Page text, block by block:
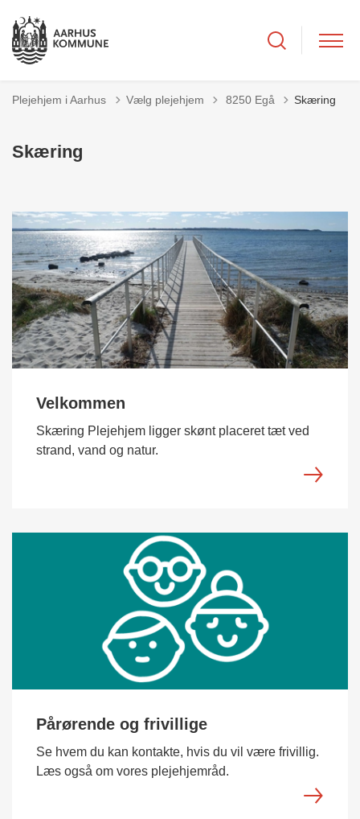
Plejehjem i Aarhus Vælg plejehjem Tilbage til
8250 Egå Skæring
Skæring
Velkommen
Skæring Plejehjem ligger skønt placeret tæt ved
strand, vand og natur.
Pårørende og frivillige
Se hvem du kan kontakte, hvis du vil være frivillig.
Læs også om vores plejehjemråd.